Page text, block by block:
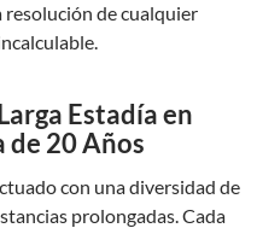
resolución de cualquier
Estadía en
de 20 Años
con una diversidad de
prolongadas. Cada